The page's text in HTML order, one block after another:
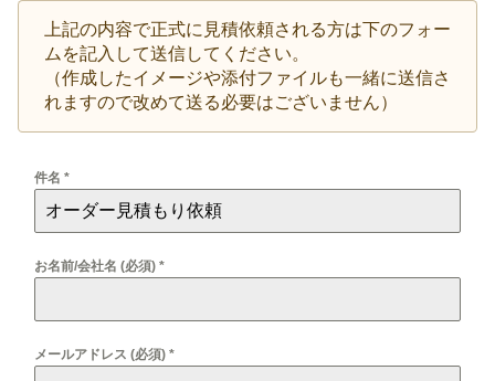
上記の内容で正式に見積依頼される方は下のフォー
ムを記入して送信してください。
（作成したイメージや添付ファイルも一緒に送信さ
れますので改めて送る必要はございません）
件名 *
お名前/会社名 (必須) *
メールアドレス (必須) *